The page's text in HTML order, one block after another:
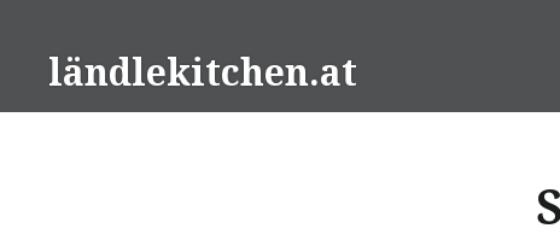
Inhaltländlekitchen.at